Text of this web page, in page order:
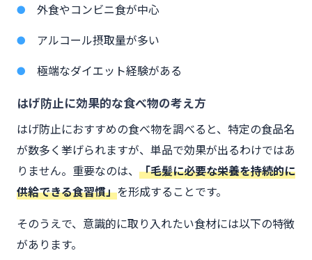
外食やコンビニ食が中心
アルコール摂取量が多い
極端なダイエット経験がある
はげ防止に効果的な食べ物の考え方
はげ防止におすすめの食べ物を調べると、特定の食品名
が数多く挙げられますが、単品で効果が出るわけではあ
りません。重要なのは、 「毛髪に必要な栄養を持続的に
供給できる食習慣」を形成することです。
そのうえで、意識的に取り入れたい食材には以下の特徴
があります。